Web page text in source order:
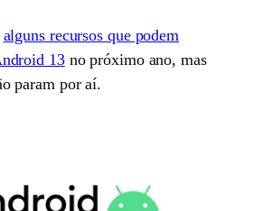
alguns recursos que podem
13no próximo ano, mas
param por aí.